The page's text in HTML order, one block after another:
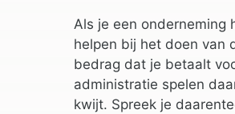
Als je een onderneming
helpen bij het doen van
bedrag dat je betaalt
administratie spelen
kwijt. Spreek je